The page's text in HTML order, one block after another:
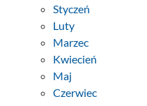
Styczeń
Luty
Marzec
Kwiecień
Maj
Czerwiec